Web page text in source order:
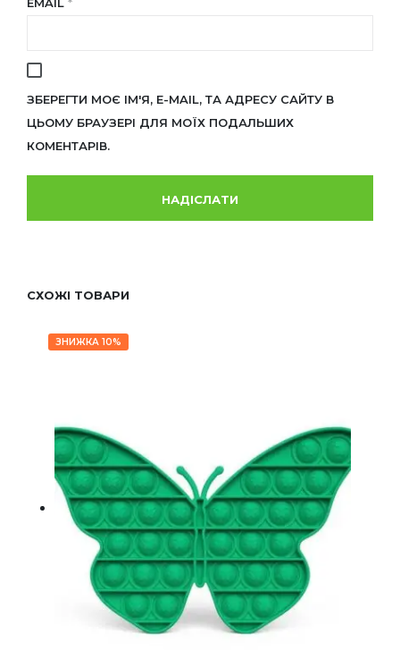
ЗБЕРЕГТИ МОЄ ІМ'Я, E-MAIL, ТА АДРЕСУ САЙТУ В
ЦЬОМУ БРАУЗЕРІ ДЛЯ МОЇХ ПОДАЛЬШИХ
КОМЕНТАРІВ.
СХОЖІ ТОВАРИ
ЗНИЖКА 10%